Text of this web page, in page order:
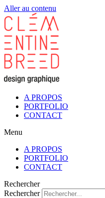
Aller au contenu
A PROPOS
PORTFOLIO
CONTACT
Menu
A PROPOS
PORTFOLIO
CONTACT
Rechercher
Rechercher